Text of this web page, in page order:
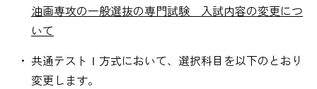
油画専攻の一般選抜の専門試験 入試内容の変更につ
いて
共通テストⅠ方式において、選択科目を以下のとおり
変更します。